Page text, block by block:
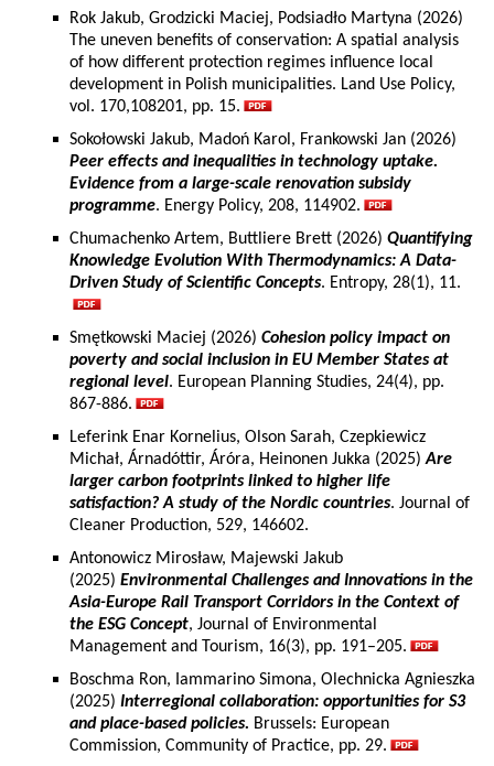
Rok Jakub, Grodzicki Maciej, Podsiadło Martyna (2026)
The uneven benefits of conservation: A spatial analysis
of how different protection regimes influence local
development in Polish municipalities. Land Use Policy,
vol. 170,108201, pp. 15.
Sokołowski Jakub, Madoń Karol, Frankowski Jan (2026)
Peer effects and inequalities in technology uptake.
Evidence from a large-scale renovation subsidy
programme. Energy Policy, 208, 114902.
Chumachenko Artem, Buttliere Brett (2026) Quantifying
Knowledge Evolution With Thermodynamics: A Data-
Driven Study of Scientific Concepts. Entropy, 28(1), 11.
Smętkowski Maciej (2026) Cohesion policy impact on
poverty and social inclusion in EU Member States at
regional level. European Planning Studies, 24(4), pp.
867-886.
Leferink Enar Kornelius, Olson Sarah, Czepkiewicz
Michał, Árnadóttir, Áróra, Heinonen Jukka (2025)Are
larger carbon footprints linked to higher life
satisfaction? A study of the Nordic countries. Journal of
Cleaner Production, 529, 146602.
Antonowicz Mirosław, Majewski Jakub
(2025) Environmental Challenges and Innovations in the
Asia-Europe Rail Transport Corridors in the Context of
the ESG Concept, Journal of Environmental
Management and Tourism, 16(3), pp. 191–205.
Boschma Ron, Iammarino Simona, Olechnicka Agnieszka
(2025) Interregional collaboration: opportunities for S3
and place-based policies. Brussels: European
Commission, Community of Practice, pp. 29.